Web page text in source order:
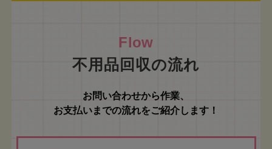
不用品回収の流れ
お問い合わせから作業、
お支払いまでの流れをご紹介します！